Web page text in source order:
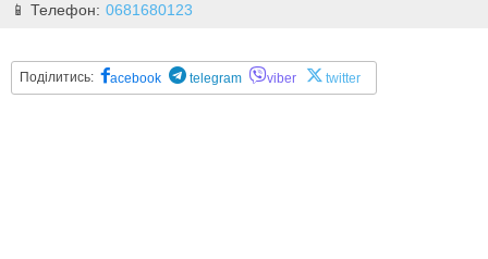
0681680123
Поділитись: acebook telegram viber twitter